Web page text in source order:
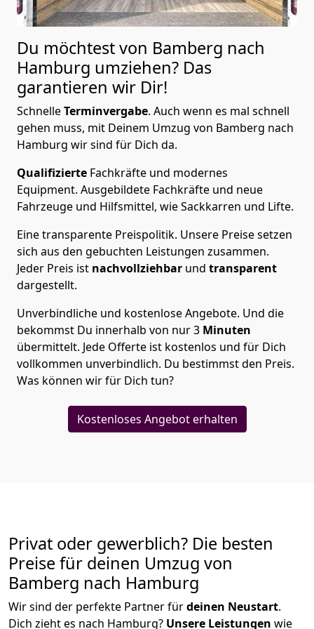
Du möchtest von Bamberg nach
Hamburg umziehen? Das
garantieren wir Dir!
SchnelleTerminvergabe. Auch wenn es mal schnell
gehen muss, mit Deinem Umzug von Bamberg nach
Hamburg wir sind für Dich da.
Qualifizierte Fachkräfte und modernes
Equipment. Ausgebildete Fachkräfte und neue
Fahrzeuge und Hilfsmittel, wie Sackkarren und Lifte.
Eine transparente Preispolitik. Unsere Preise setzen
sich aus den gebuchten Leistungen zusammen.
Jeder Preis ist nachvollziehbar und transparent
dargestellt.
Unverbindliche und kostenlose Angebote. Und die
bekommst Du innerhalb von nur3 Minuten
übermittelt. Jede Offerte ist kostenlos und für Dich
vollkommen unverbindlich. Du bestimmst den Preis.
Was können wir für Dich tun?
Kostenloses Angebot erhalten
Privat oder gewerblich? Die besten
Preise für deinen Umzug von
Bamberg nach Hamburg
Wir sind der perfekte Partner fürdeinen Neustart.
Dich zieht es nach Hamburg? Unsere Leistungen wie